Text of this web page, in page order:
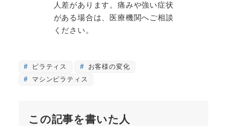
人差があります。痛みや強い症状
がある場合は、医療機関へご相談
ください。
ピラティス
お客様の変化
マシンピラティス
この記事を書いた人